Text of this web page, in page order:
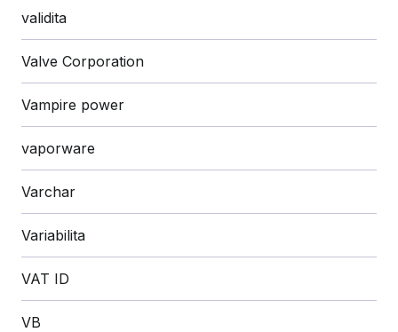
validita
Valve Corporation
Vampire power
vaporware
Varchar
Variabilita
VAT ID
VB